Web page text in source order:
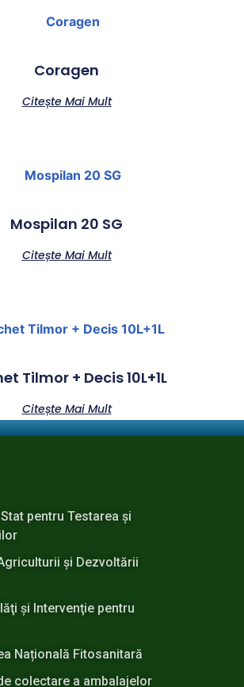
Coragen
Citește Mai Mult
Mospilan 20 SG
Citește Mai Mult
Tilmor + Decis 10L+1L
Citește Mai Mult
pentru Testarea şi
şi Dezvoltării
şi Intervenţie pentru
Națională Fitosanitară
colectare a ambalajelor